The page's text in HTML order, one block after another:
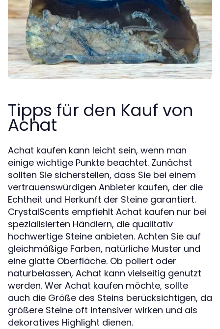
Tipps für den Kauf von
Achat
Achat kaufen kann leicht sein, wenn man
einige wichtige Punkte beachtet. Zunächst
sollten Sie sicherstellen, dass Sie bei einem
vertrauenswürdigen Anbieter kaufen, der die
Echtheit und Herkunft der Steine garantiert.
CrystalScents empfiehlt Achat kaufen nur bei
spezialisierten Händlern, die qualitativ
hochwertige Steine anbieten. Achten Sie auf
gleichmäßige Farben, natürliche Muster und
eine glatte Oberfläche. Ob poliert oder
naturbelassen, Achat kann vielseitig genutzt
werden. Wer Achat kaufen möchte, sollte
auch die Größe des Steins berücksichtigen, da
größere Steine oft intensiver wirken und als
dekoratives Highlight dienen.